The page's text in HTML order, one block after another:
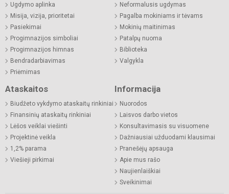
Ugdymo aplinka
Misija, vizija, prioritetai
Pasiekimai
Progimnazijos simboliai
Progimnazijos himnas
Bendradarbiavimas
Priėmimas
Neformalusis ugdymas
Pagalba mokiniams ir tėvams
Mokinių maitinimas
Patalpų nuoma
Biblioteka
Valgykla
Ataskaitos
Biudžeto vykdymo ataskaitų rinkiniai
Finansinių ataskaitų rinkiniai
Lėšos veiklai viešinti
Projektinė veikla
1,2% parama
Viešieji pirkimai
Informacija
Nuorodos
Laisvos darbo vietos
Konsultavimasis su visuomene
Dažniausiai užduodami klausimai
Pranešėjų apsauga
Apie mus rašo
Naujienlaiškiai
Sveikinimai